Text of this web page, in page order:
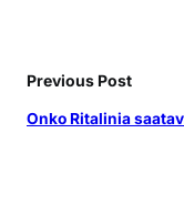
Previous Post
Onko Ritalinia